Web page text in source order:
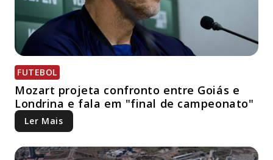
FUTEBOL
Mozart projeta confronto entre Goiás e
Londrina e fala em "final de campeonato"
Ler Mais